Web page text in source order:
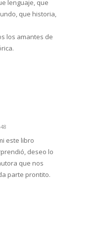
lenguaje, que
que historia,
los amantes de
este libro
deseo lo
que nos
parte prontito.